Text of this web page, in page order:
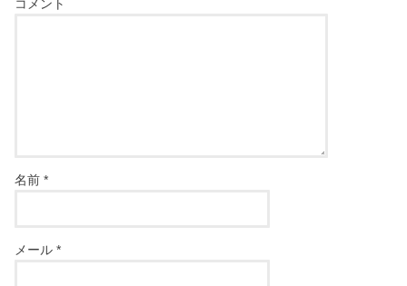
コメント
名前*
メール*